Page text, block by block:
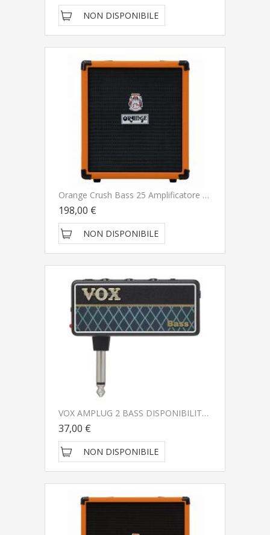
NON DISPONIBILE
Orange Crush Bass 25 Amplificatore Per Basso DISPONIBILITA' IMMEDIATA - NUOVO ARRIVO
198,00 €
NON DISPONIBILE
VOX AMPLUG 2 BASS DISPONIBILITA' IMMEDIATA CONSEGNATO A DOMICILIO IN 1-2 GIORNI
37,00 €
NON DISPONIBILE